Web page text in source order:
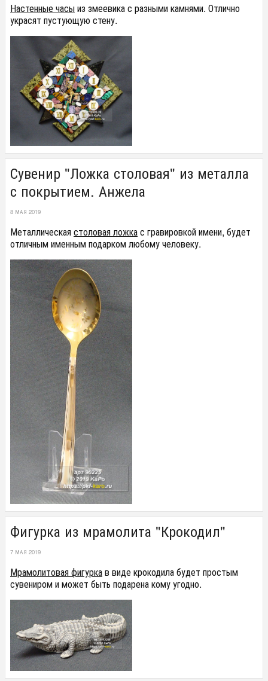
Настенные часыиз змеевика с разными камнями. Отлично
украсят пустующую стену.
Сувенир "Ложка столовая" из металла
с покрытием. Анжела
8 МАЯ 2019
Металлическаястоловая ложкас гравировкой имени, будет
отличным именным подарком любому человеку.
Фигурка из мрамолита "Крокодил"
7 МАЯ 2019
Мрамолитовая фигуркав виде крокодила будет простым
сувениром и может быть подарена кому угодно.